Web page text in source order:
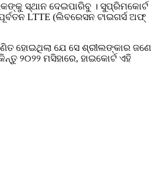
ସ୍ଥାନ ଦେଇପାରିବୁ । ସୁପ୍ରିମକୋର୍ଟ
LTTE (ଲିବରେସନ ଟାଇଗର୍ସ ଅଫ୍
ହୋଇଥିଲା ଯେ ସେ ଶ୍ରୀଲଙ୍କାର ଜଣେ
୨୦୨୨ ମସିହାରେ, ହାଇକୋର୍ଟ ଏହି